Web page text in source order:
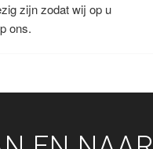
zijn zodat wij op u
ons.